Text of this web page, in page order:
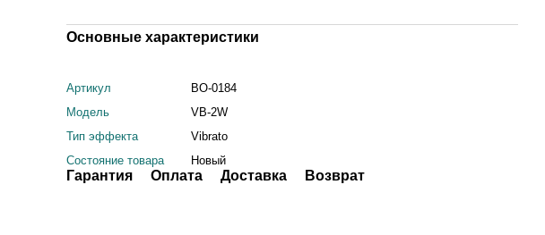
Основные характеристики
Артикул
BO-0184
Модель
VB-2W
Тип эффекта
Vibrato
Состояние товара
Новый
Гарантия Оплата Доставка Возврат